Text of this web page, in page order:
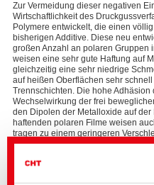
Zur Vermeidung dieser negativen
Wirtschaftlichkeit des
Polymere entwickelt, die einen
bisherigen Additive. Diese neu
großen Anzahl an polaren Gruppen
weisen eine sehr gute Haftung auf
gleichzeitig eine sehr niedrige
auf heißen Oberflächen sehr
Trennschichten. Die hohe
Wechselwirkung der frei
den Dipolen der Metalloxide auf
haftenden polaren Filme weisen
tragen zu einem geringeren
Werkzeugs (z. B. an den
sehr hohes Trennvermögen
Gießvorgang verbleibende